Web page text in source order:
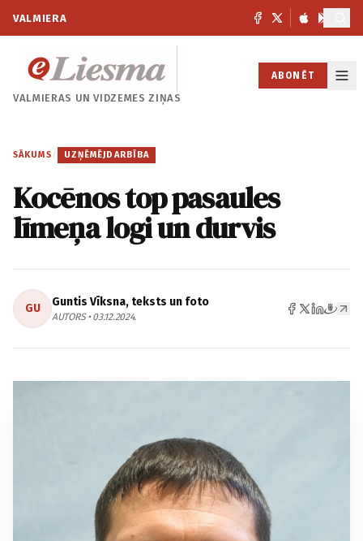
VALMIERA
VALMIERAS UNVIDZEMES ZIŅAS
ABONĒT
SĀKUMS / UZŅĒMĒJDARBĪBA
Kocēnos top pasaules
līmeņa logi un durvis
GU Guntis Vīksna, teksts un foto
AUTORS • 03.12.2024.